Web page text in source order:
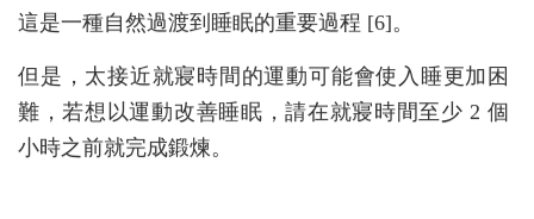
這是一種自然過渡到睡眠的重要過程 [6]。
但是，太接近就寢時間的運動可能會使入睡更加困
難，若想以運動改善睡眠，請在就寢時間至少 2 個
小時之前就完成鍛煉。